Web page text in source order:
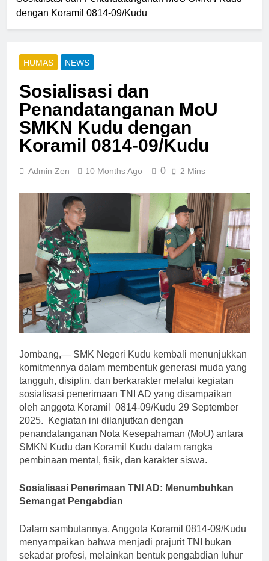
dengan Koramil 0814-09/Kudu
HUMAS NEWS
Sosialisasi dan
Penandatanganan MoU
SMKN Kudu dengan
Koramil 0814-09/Kudu
Admin Zen 10 Months Ago 0 2 Mins
Jombang,— SMK Negeri Kudu kembali menunjukkan
komitmennya dalam membentuk generasi muda yang
tangguh, disiplin, dan berkarakter melalui kegiatan
sosialisasi penerimaan TNI AD yang disampaikan
oleh anggota Koramil 0814-09/Kudu 29 September
2025. Kegiatan ini dilanjutkan dengan
penandatanganan Nota Kesepahaman (MoU) antara
SMKN Kudu dan Koramil Kudu dalam rangka
pembinaan mental, fisik, dan karakter siswa.
Sosialisasi Penerimaan TNI AD: Menumbuhkan
Semangat Pengabdian
Dalam sambutannya, Anggota Koramil 0814-09/Kudu
menyampaikan bahwa menjadi prajurit TNI bukan
sekadar profesi, melainkan bentuk pengabdian luhur